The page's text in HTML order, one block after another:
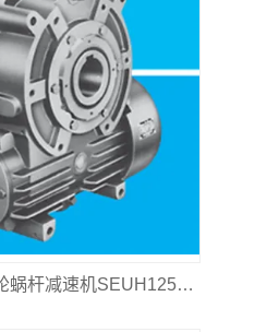
三菱重工蜗轮蜗杆减速机SEUH125L-80